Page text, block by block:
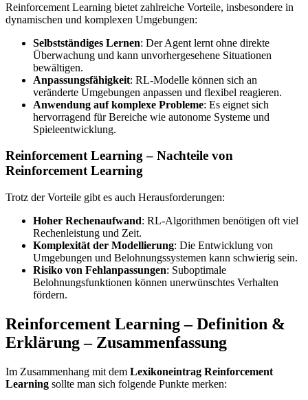
Reinforcement Learning bietet zahlreiche Vorteile, insbesondere in
dynamischen und komplexen Umgebungen:
Selbstständiges Lernen: Der Agent lernt ohne direkte
Überwachung und kann unvorhergesehene Situationen
bewältigen.
Anpassungsfähigkeit: RL-Modelle können sich an
veränderte Umgebungen anpassen und flexibel reagieren.
Anwendung auf komplexe Probleme: Es eignet sich
hervorragend für Bereiche wie autonome Systeme und
Spieleentwicklung.
Reinforcement Learning – Nachteile von
Reinforcement Learning
Trotz der Vorteile gibt es auch Herausforderungen:
Hoher Rechenaufwand: RL-Algorithmen benötigen oft viel
Rechenleistung und Zeit.
Komplexität der Modellierung: Die Entwicklung von
Umgebungen und Belohnungssystemen kann schwierig sein.
Risiko von Fehlanpassungen: Suboptimale
Belohnungsfunktionen können unerwünschtes Verhalten
fördern.
Reinforcement Learning – Definition &
Erklärung – Zusammenfassung
Im Zusammenhang mit dem Lexikoneintrag Reinforcement
Learning sollte man sich folgende Punkte merken: